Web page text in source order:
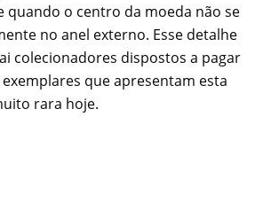
quando o centro da moeda não se
no anel externo. Esse detalhe
colecionadores dispostos a pagar
que apresentam esta
rara hoje.